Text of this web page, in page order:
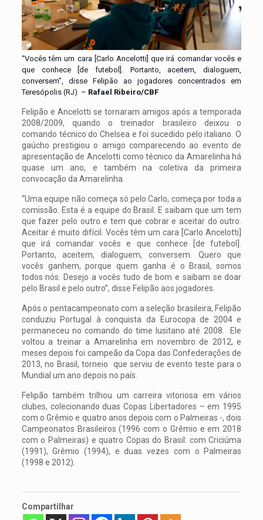
“Vocês têm um cara [Carlo Ancelotti] que irá comandar vocês e
que conhece [de futebol]. Portanto, aceitem, dialoguem,
conversem”, disse Felipão ao jogadores concentrados em
Teresópolis (RJ) – Rafael Ribeiro/CBF
Felipão e Ancelotti se tornaram amigos após a temporada
2008/2009, quando o treinador brasileiro deixou o
comando técnico do Chelsea e foi sucedido pelo italiano. O
gaúcho prestigiou o amigo comparecendo ao evento de
apresentação de Ancelotti como técnico da Amarelinha há
quase um ano, e também na coletiva da primeira
convocação da Amarelinha.
“Uma equipe não começa só pelo Carlo, começa por toda a
comissão. Esta é a equipe do Brasil. E saibam que um tem
que fazer pelo outro e tem que cobrar e aceitar do outro.
Aceitar é muito difícil. Vocês têm um cara [Carlo Ancelotti]
que irá comandar vocês e que conhece [de futebol].
Portanto, aceitem, dialoguem, conversem. Quero que
vocês ganhem, porque quem ganha é o Brasil, somos
todos nós. Desejo a vocês tudo de bom e saibam se doar
pelo Brasil e pelo outro”, disse Felipão aos jogadores.
Após o pentacampeonato com a seleção brasileira, Felipão
conduziu Portugal à conquista da Eurocopa de 2004 e
permaneceu no comando do time lusitano até 2008. Ele
voltou a treinar a Amarelinha em novembro de 2012, e
meses depois foi campeão da Copa das Confederações de
2013, no Brasil, torneio que serviu de evento teste para o
Mundial um ano depois no país.
Felipão também trilhou um carreira vitoriosa em vários
clubes, colecionando duas Copas Libertadores – em 1995
com o Grêmio e quatro anos depois com o Palmeiras -, dois
Campeonatos Brasileiros (1996 com o Grêmio e em 2018
com o Palmeiras) e quatro Copas do Brasil: com Criciúma
(1991), Grêmio (1994), e duas vezes com o Palmeiras
(1998 e 2012).
Compartilhar